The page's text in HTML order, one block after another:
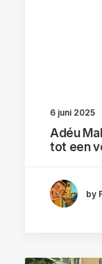
6 juni 2025
Adéu
tot een
by